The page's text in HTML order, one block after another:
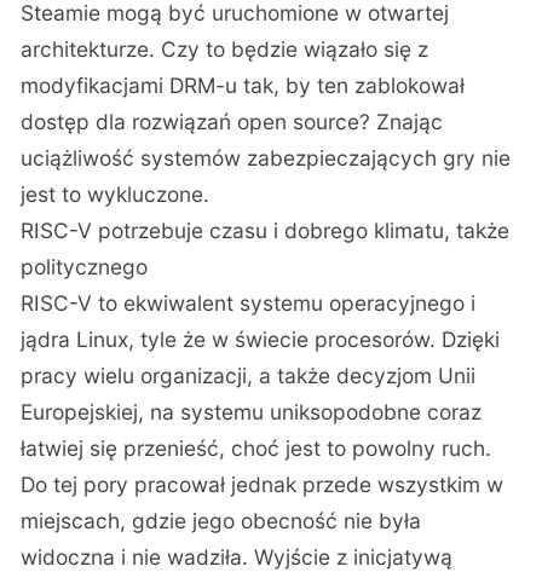
Steamie mogą być uruchomione w otwartej
architekturze. Czy to będzie wiązało się z
modyfikacjami DRM-u tak, by ten zablokował
dostęp dla rozwiązań open source? Znając
uciążliwość systemów zabezpieczających gry nie
jest to wykluczone.
RISC-V potrzebuje czasu i dobrego klimatu, także
politycznego
RISC-V to ekwiwalent systemu operacyjnego i
jądra Linux, tyle że w świecie procesorów. Dzięki
pracy wielu organizacji, a także decyzjom Unii
Europejskiej, na systemu uniksopodobne coraz
łatwiej się przenieść, choć jest to powolny ruch.
Do tej pory pracował jednak przede wszystkim w
miejscach, gdzie jego obecność nie była
widoczna i nie wadziła. Wyjście z inicjatywą